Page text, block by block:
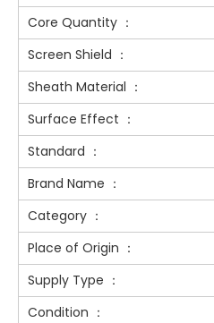
Core Quantity ：
Screen Shield ：
Sheath Material ：
Surface Effect ：
Standard ：
Brand Name ：
Category ：
Place of Origin ：
Supply Type ：
Condition ：